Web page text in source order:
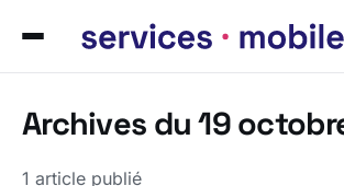
Archives du 19
1 article publié